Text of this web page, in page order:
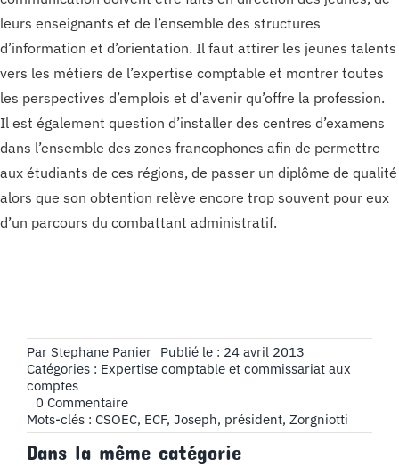
leurs enseignants et de l’ensemble des structures
d’information et d’orientation. Il faut attirer les jeunes talents
vers les métiers de l’expertise comptable et montrer toutes
les perspectives d’emplois et d’avenir qu’offre la profession.
Il est également question d’installer des centres d’examens
dans l’ensemble des zones francophones afin de permettre
aux étudiants de ces régions, de passer un diplôme de qualité
alors que son obtention relève encore trop souvent pour eux
d’un parcours du combattant administratif.
Par Stephane Panier Publié le : 24 avril 2013
Catégories : Expertise comptable et commissariat aux
comptes
0 Commentaireon
Changement
de
présidence
Mots-clés : CSOEC, ECF, Joseph, président, Zorgniotti
Dans la même catégorie